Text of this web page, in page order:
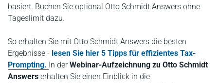
basiert. Buchen Sie optional Otto Schmidt Answers ohne
Tageslimit dazu.
So erhalten Sie mit Otto Schmidt Answers die besten
Ergebnisse - lesen Sie hier 5 Tipps für effizientes Tax-
Prompting. In derWebinar-Aufzeichnung zu Otto Schmidt
Answers erhalten Sie einen Einblick in die